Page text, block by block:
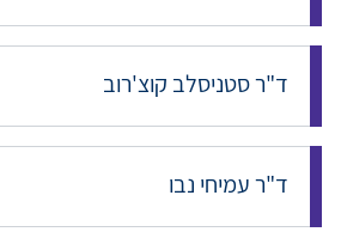
ד"ר סטניסלב קוצ'רוב
ד"ר עמיחי נבו